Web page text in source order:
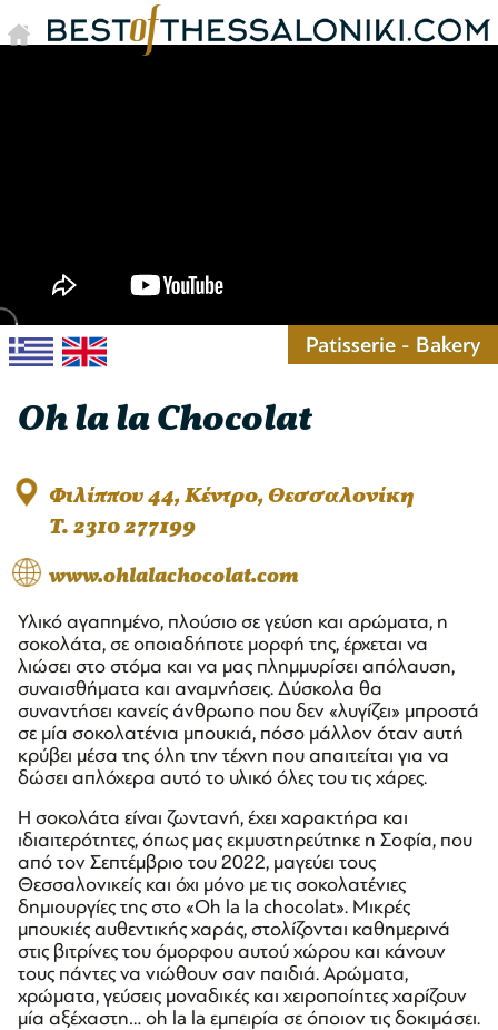
Patisserie - Bakery
Oh la la Chocolat
Φιλίππου 44, Κέντρο, Θεσσαλονίκη
T. 2310 277199
www.ohlalachocolat.com
Υλικό αγαπημένο, πλούσιο σε γεύση και αρώματα, η
σοκολάτα, σε οποιαδήποτε μορφή της, έρχεται να
λιώσει στο στόμα και να μας πλημμυρίσει απόλαυση,
συναισθήματα και αναμνήσεις. Δύσκολα θα
συναντήσει κανείς άνθρωπο που δεν «λυγίζει» μπροστά
σε μία σοκολατένια μπουκιά, πόσο μάλλον όταν αυτή
κρύβει μέσα της όλη την τέχνη που απαιτείται για να
δώσει απλόχερα αυτό το υλικό όλες του τις χάρες.
Η σοκολάτα είναι ζωντανή, έχει χαρακτήρα και
ιδιαιτερότητες, όπως μας εκμυστηρεύτηκε η Σοφία, που
από τον Σεπτέμβριο του 2022, μαγεύει τους
Θεσσαλονικείς και όχι μόνο με τις σοκολατένιες
δημιουργίες της στο «Oh la la chocolat». Μικρές
μπουκιές αυθεντικής χαράς, στολίζονται καθημερινά
στις βιτρίνες του όμορφου αυτού χώρου και κάνουν
τους πάντες να νιώθουν σαν παιδιά. Αρώματα,
χρώματα, γεύσεις μοναδικές και χειροποίητες χαρίζουν
μία αξέχαστη… oh la la εμπειρία σε όποιον τις δοκιμάσει.